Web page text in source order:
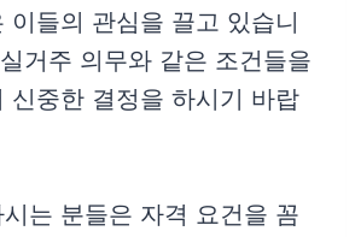
이들의 관심을 끌고 있습니
거주 의무와 같은 조건들을
신중한 결정을 하시기 바랍
는 분들은 자격 요건을 꼼